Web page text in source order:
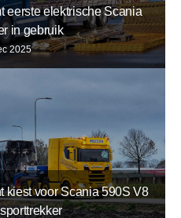
eerste elektrische Scania
in gebruik
2025
kiest voor Scania 590S V8